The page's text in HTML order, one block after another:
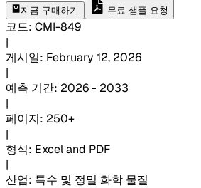
지금 구매하기 무료 샘플 요청
코드: CMI-849
|
게시일: February 12, 2026
|
예측 기간: 2026 - 2033
|
페이지: 250+
|
형식: Excel and PDF
|
산업: 특수 및 정밀 화학 물질